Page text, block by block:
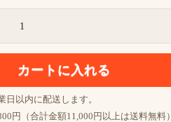
1
以内に配送します。
円（合計金額11,000円以上は送料無料）